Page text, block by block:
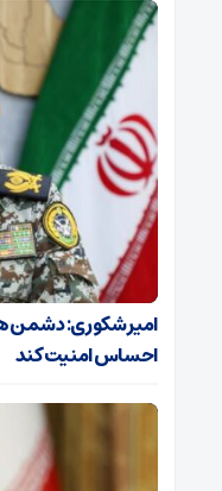
امیر شکوری: دشمن
احساس امنیت کند